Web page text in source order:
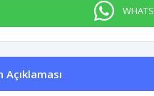
Açıklaması